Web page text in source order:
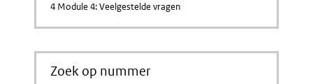
4 Module 4: Veelgestelde vragen
Zoek op nummer